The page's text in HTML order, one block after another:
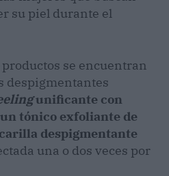
su piel durante el
se encuentran
despigmentantes
unificante con
tónico exfoliante de
despigmentante
una o dos veces por